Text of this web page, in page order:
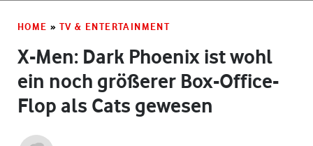
HOME » TV & ENTERTAINMENT
X-Men: Dark Phoenix ist wohl
ein noch größerer Box-Office-
Flop als Cats gewesen